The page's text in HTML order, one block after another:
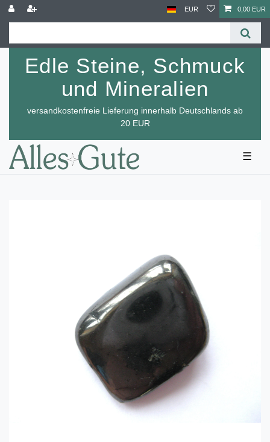
EUR 0,00 EUR
Edle Steine, Schmuck
und Mineralien
versandkostenfreie Lieferung innerhalb Deutschlands ab
20 EUR
☰